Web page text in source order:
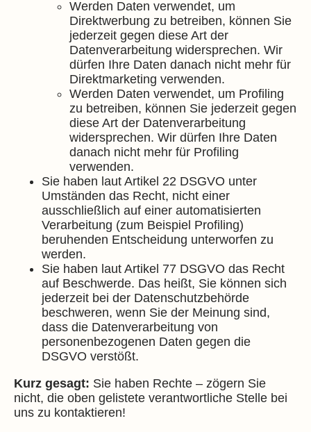
Werden Daten verwendet, um
Direktwerbung zu betreiben, können Sie
jederzeit gegen diese Art der
Datenverarbeitung widersprechen. Wir
dürfen Ihre Daten danach nicht mehr für
Direktmarketing verwenden.
Werden Daten verwendet, um Profiling
zu betreiben, können Sie jederzeit gegen
diese Art der Datenverarbeitung
widersprechen. Wir dürfen Ihre Daten
danach nicht mehr für Profiling
verwenden.
Sie haben laut Artikel 22 DSGVO unter
Umständen das Recht, nicht einer
ausschließlich auf einer automatisierten
Verarbeitung (zum Beispiel Profiling)
beruhenden Entscheidung unterworfen zu
werden.
Sie haben laut Artikel 77 DSGVO das Recht
auf Beschwerde. Das heißt, Sie können sich
jederzeit bei der Datenschutzbehörde
beschweren, wenn Sie der Meinung sind,
dass die Datenverarbeitung von
personenbezogenen Daten gegen die
DSGVO verstößt.
Kurz gesagt: Sie haben Rechte – zögern Sie
nicht, die oben gelistete verantwortliche Stelle bei
uns zu kontaktieren!